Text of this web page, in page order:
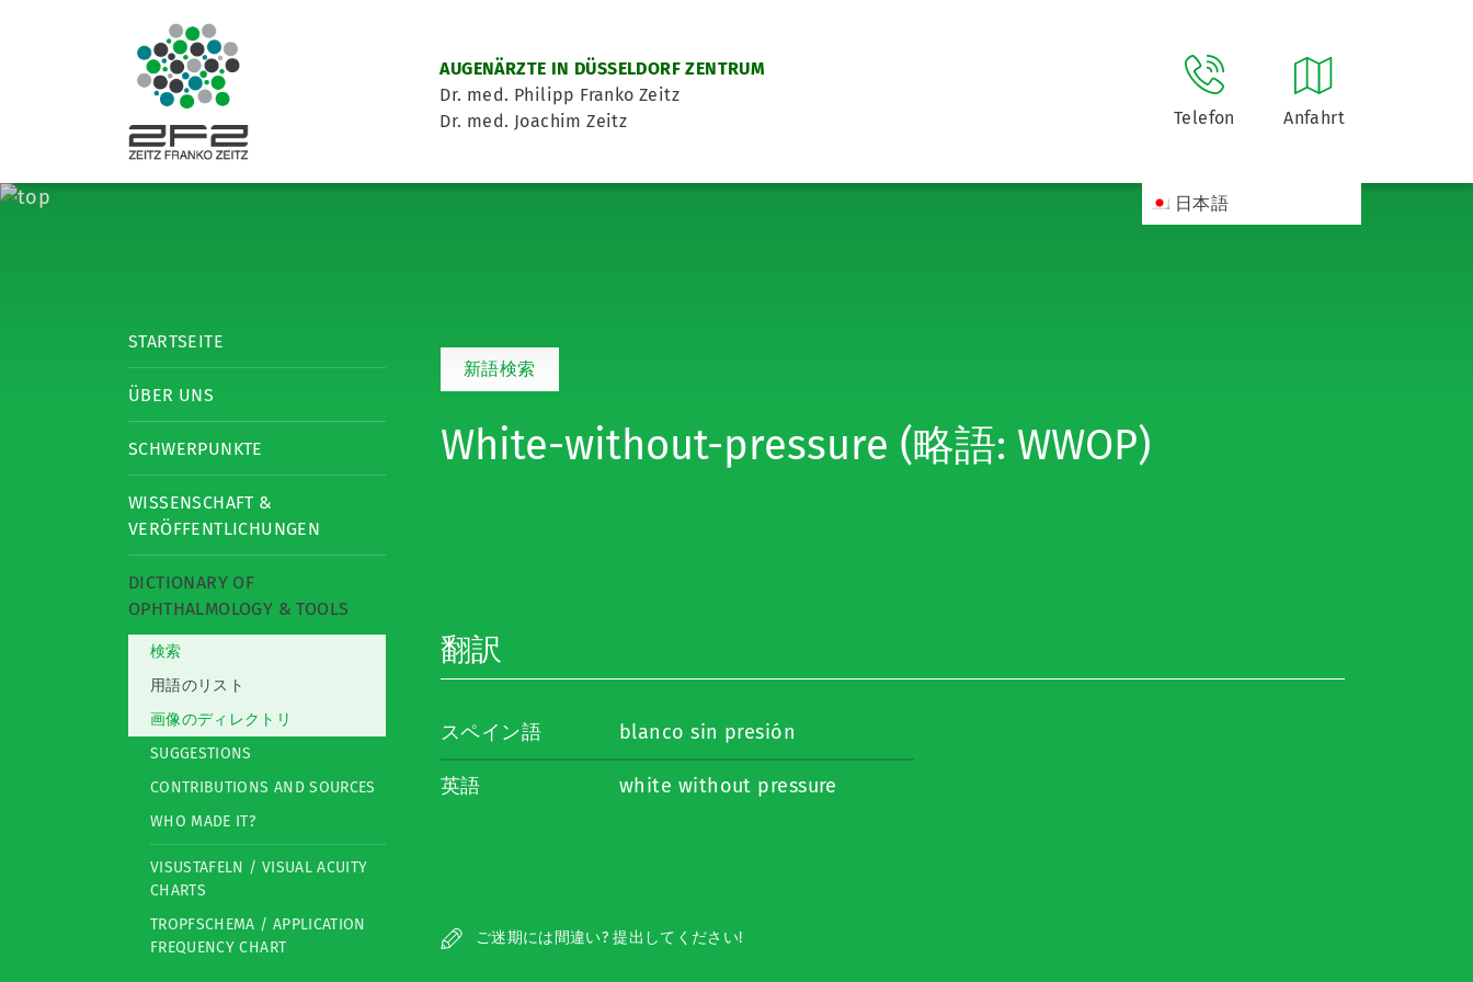
AUGENÄRZTE IN DÜSSELDORF ZENTRUM
Dr. med. Philipp Franko Zeitz
Dr. med. Joachim Zeitz
Telefon Anfahrt
日本語
STARTSEITE
ÜBER UNS
SCHWERPUNKTE
WISSENSCHAFT &
VERÖFFENTLICHUNGEN
DICTIONARY OF
OPHTHALMOLOGY & TOOLS
検索
用語のリスト
画像のディレクトリ
SUGGESTIONS
CONTRIBUTIONS AND SOURCES
WHO MADE IT?
VISUSTAFELN / VISUAL ACUITY
CHARTS
TROPFSCHEMA / APPLICATION
FREQUENCY CHART
新語検索
White-without-pressure (略語: WWOP)
翻訳
スペイン語 blanco sin presión
英語 white without pressure
ご迷期には間違い? 提出してください!